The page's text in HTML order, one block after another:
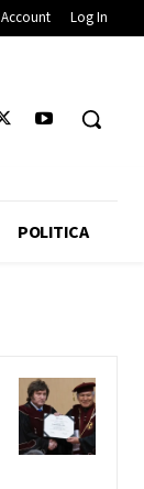
Account Log In
POLITICA